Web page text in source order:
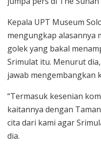
Kepala UPT Museum
mengungkap alasannya
golek yang bakal
Srimulat itu. Menurut
jawab mengembangkan
“Termasuk kesenian
kaitannya dengan
cita dari kami agar
dia.